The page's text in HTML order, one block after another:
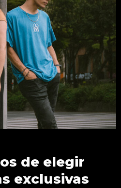
de elegir
exclusivas